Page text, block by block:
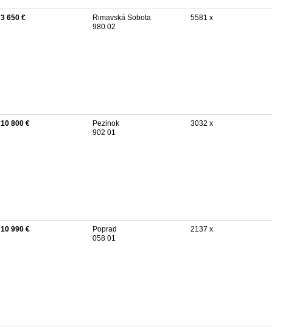
3 650 €
Rimavská Sobota
980 02
5581 x
10 800 €
Pezinok
902 01
3032 x
10 990 €
Poprad
058 01
2137 x